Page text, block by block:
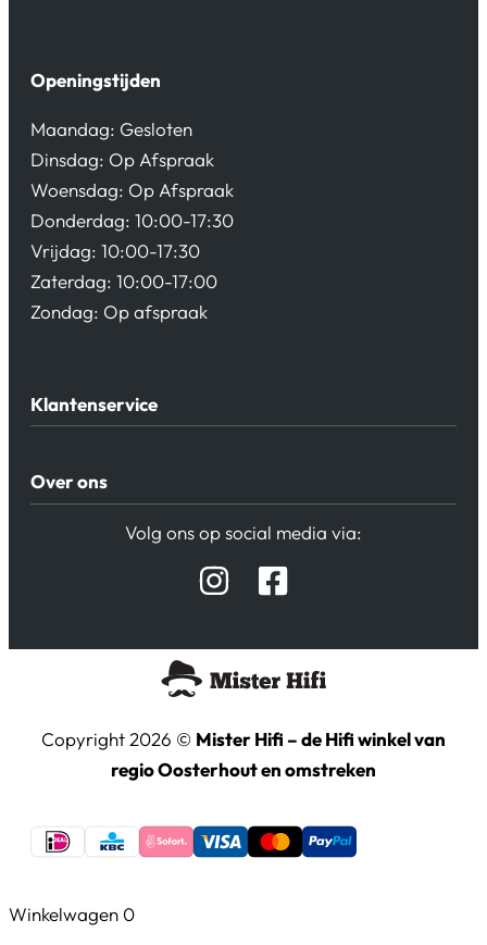
Openingstijden
Maandag: Gesloten
Dinsdag: Op Afspraak
Woensdag: Op Afspraak
Donderdag: 10:00-17:30
Vrijdag: 10:00-17:30
Zaterdag: 10:00-17:00
Zondag: Op afspraak
Klantenservice
Privacy beleid
Verzending / Retour
Afspraak Demoruimte
Over ons
Hifi winkel Raamsdonksveer
Volg ons op social media via:
Copyright 2026 © Mister Hifi – de Hifi winkel van
regio Oosterhout en omstreken
Winkelwagen 0